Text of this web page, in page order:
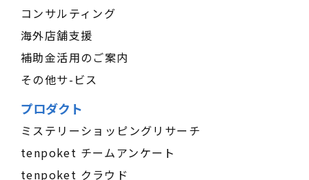
コンサルティング
海外店舗支援
補助金活用のご案内
その他サ-ビス
プロダクト
ミステリーショッピングリサーチ
tenpoket チームアンケート
tenpoket クラウド